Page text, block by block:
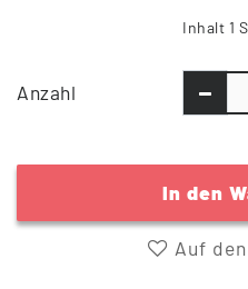
Inhalt 1
Anzahl
In den
Auf